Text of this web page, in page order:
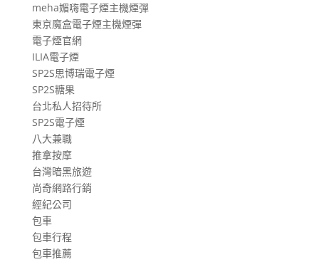
meha媚嗨電子煙主機煙彈
東京魔盒電子煙主機煙彈
電子煙官網
ILIA電子煙
SP2S思博瑞電子煙
SP2S糖果
台北私人招待所
SP2S電子煙
八大兼職
推拿按摩
台灣暗黑旅遊
尚奇網路行銷
經紀公司
包車
包車行程
包車推薦